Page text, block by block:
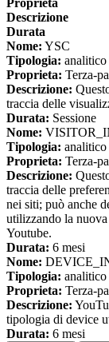
Proprieta
Descrizione
Durata
Nome: YSC
Tipologia: analitico
Proprieta: Terza-
Descrizione:
traccia delle
Durata: Sessione
Nome:
Tipologia: analitico
Proprieta: Terza-
Descrizione:
traccia delle
nei siti; può anche
utilizzando la
Youtube.
Durata: 6 mesi
Nome:
Tipologia: analitico
Proprieta: Terza-
Descrizione:
tipologia di device
Durata: 6 mesi